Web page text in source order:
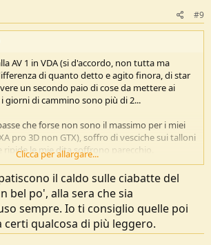
#9
AV 1 in VDA (si d'accordo, non tutta ma
di quanto detto e agito finora, di star
un secondo paio di cose da mettere ai
giorni di cammino sono più di 2...
che forse non sono il massimo per i miei
pro 3D non GTX), soffro di vesciche sui talloni
ripide le mie dita soffrono parecchio.
li ho gestiti con compeed preventivi sui talloni
per una bolla grossa come un 2 euro su un
(quello bianco telato che si usa sulle
capirci) su due/tre dita.
cosa non è stato divertente e dover infilare le
e ogni volta che uscivo dalla tenda di notte
Clicca per allargare...
il caldo sulle ciabatte del
bel po', alla sera che sia
sempre. Io ti consiglio quelle poi
certi qualcosa di più leggero.